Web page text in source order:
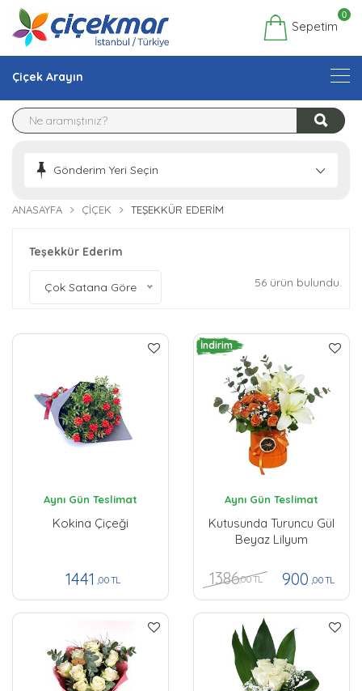
Sepetim
0
Çiçek Arayın
Gönderim Yeri Seçin
ANASAYFA ÇIÇEK TEŞEKKÜR EDERIM
Teşekkür Ederim
Çok Satana Göre 56 ürün bulundu.
Aynı Gün Teslimat
Kokina Çiçeği
1441 ,00 TL
İndirim
Aynı Gün Teslimat
Kutusunda Turuncu Gül
Beyaz Lilyum
1386,00 TL 900 ,00 TL